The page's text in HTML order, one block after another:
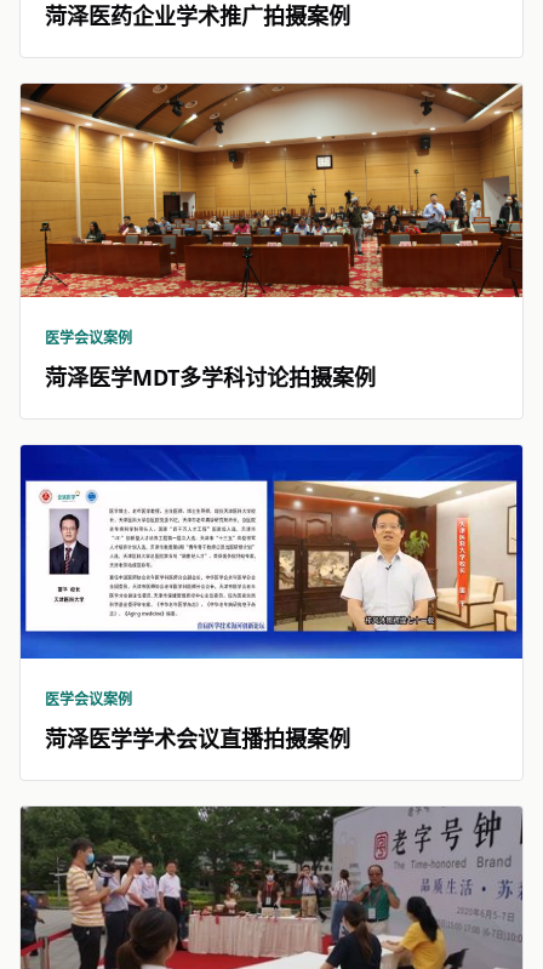
菏泽医药企业学术推广拍摄案例
医学会议案例
菏泽医学MDT多学科讨论拍摄案例
医学会议案例
菏泽医学学术会议直播拍摄案例